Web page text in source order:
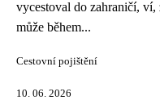
vycestoval do zahraničí, ví,
může během...
Cestovní pojištění
10. 06. 2026